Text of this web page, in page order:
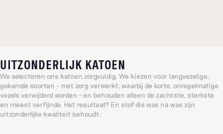
UITZONDERLIJK KATOEN
We selecteren ons katoen zorgvuldig. We kiezen voor langvezelige,
gekamde soorten - met zorg verwerkt, waarbij de korte, onregelmatige
vezels verwijderd worden – en behouden alleen de zachtste, sterkste
en meest verfijnde. Het resultaat? En stof die was na was zijn
uitzonderlijke kwaliteit behoudt.